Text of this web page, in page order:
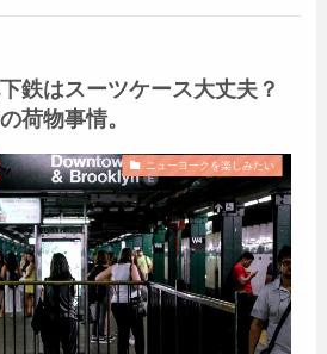
鉄はスーツケース大丈夫？
荷物事情。
ニューヨークを楽しみたい